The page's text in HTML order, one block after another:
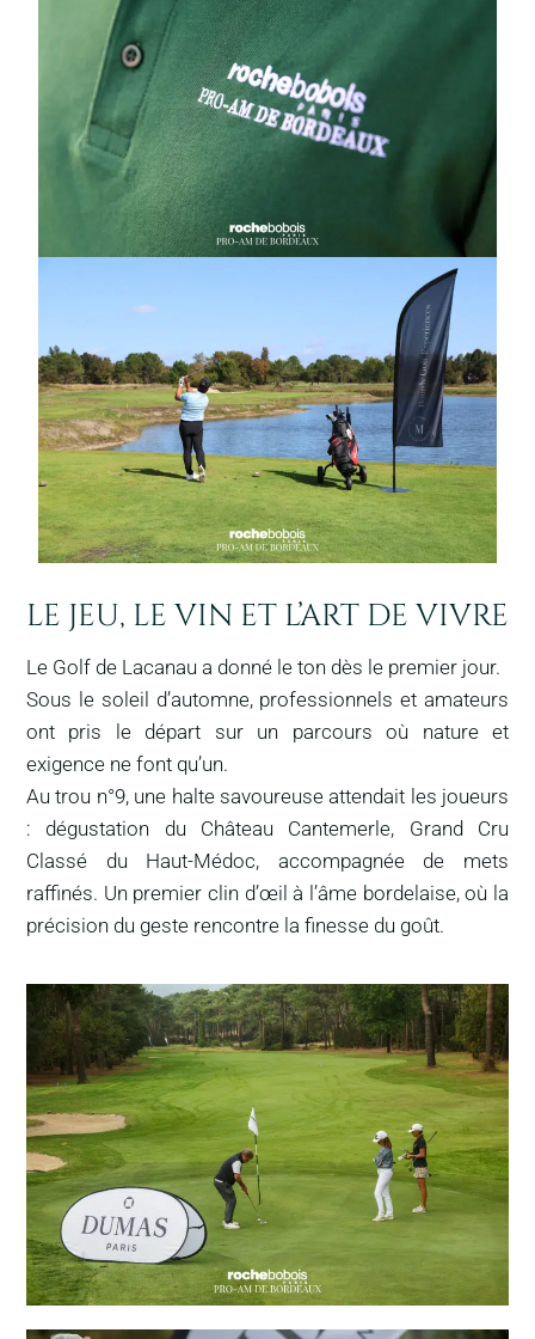
LE JEU, LE VIN ET L’ART DE VIVRE
Le Golf de Lacanau a donné le ton dès le premier jour.
Sous le soleil d’automne, professionnels et amateurs
ont pris le départ sur un parcours où nature et
exigence ne font qu’un.
Au trou n°9, une halte savoureuse attendait les joueurs
: dégustation du Château Cantemerle, Grand Cru
Classé du Haut-Médoc, accompagnée de mets
raffinés. Un premier clin d’œil à l’âme bordelaise, où la
précision du geste rencontre la finesse du goût.